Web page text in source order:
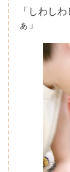
「しわし
ぁ」